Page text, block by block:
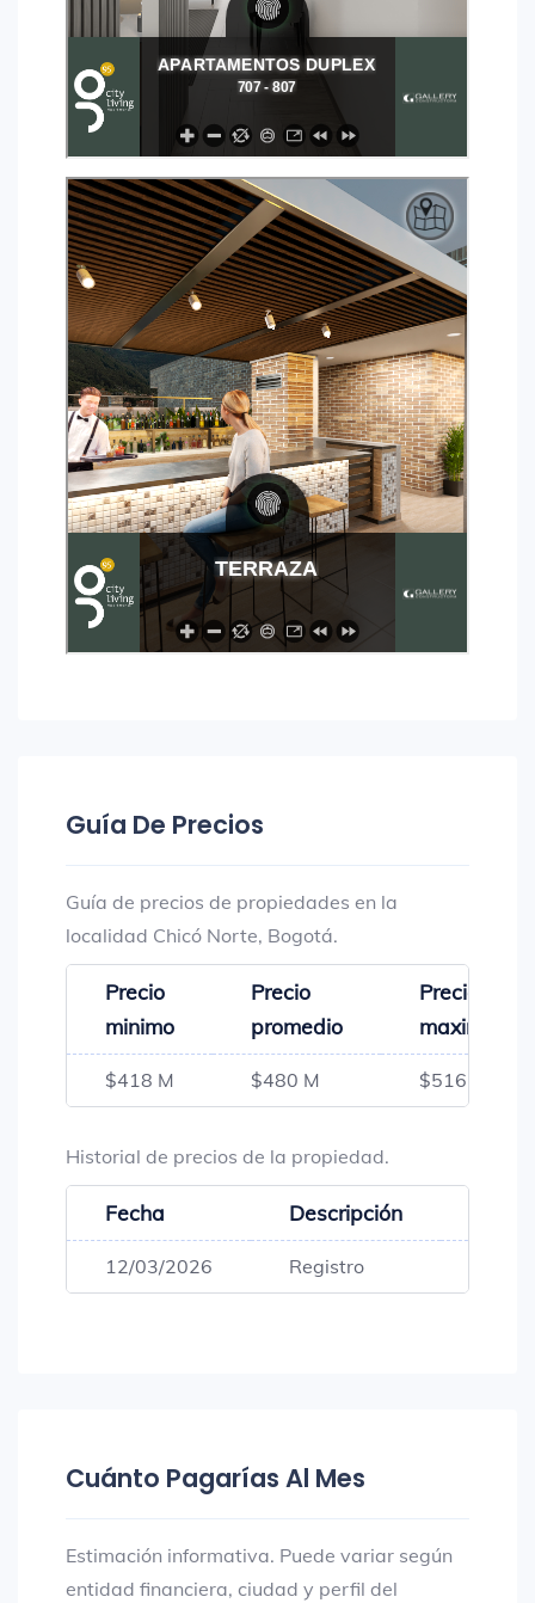
Guía De Precios
Guía de precios de propiedades en la
localidad Chicó Norte, Bogotá.
Precio
minimo
Precio
promedio
Precio
maximo
$418 M $480 M $516 M
Historial de precios de la propiedad.
Fecha Descripción
12/03/2026 Registro
Cuánto Pagarías Al Mes
Estimación informativa. Puede variar según
entidad financiera, ciudad y perfil del